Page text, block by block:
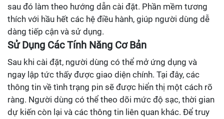
sau đó làm theo hướng dẫn cài đặt. Phần mềm tương
thích với hầu hết các hệ điều hành, giúp người dùng dễ
dàng tiếp cận và sử dụng.
Sử Dụng Các Tính Năng Cơ Bản
Sau khi cài đặt, người dùng có thể mở ứng dụng và
ngay lập tức thấy được giao diện chính. Tại đây, các
thông tin về tình trạng pin sẽ được hiển thị một cách rõ
ràng. Người dùng có thể theo dõi mức độ sạc, thời gian
dự kiến còn lại và các thông tin liên quan khác. Để truy